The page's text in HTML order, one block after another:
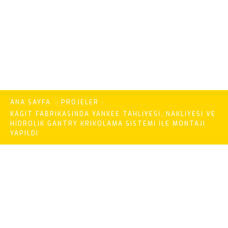
ANA SAYFA
PROJELER
KAĞIT FABRIKASINDA YANKEE TAHLIYESI, NAKLIYESI VE
HIDROLIK GANTRY KRIKOLAMA SISTEMI ILE MONTAJI
YAPILDI